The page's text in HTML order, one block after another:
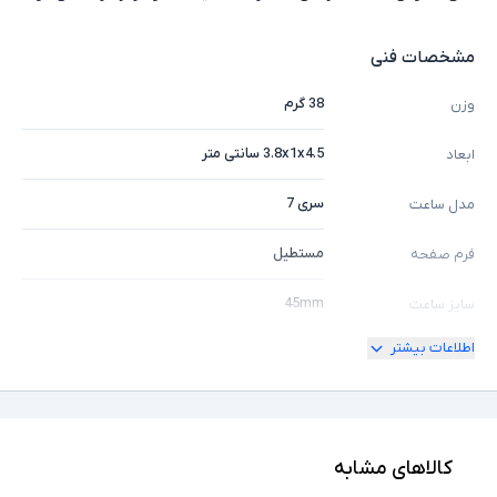
مشخصات فنی
وزن 38 گرم
ابعاد 3.8x1x4.5 سانتی متر
مدل ساعت سری 7
فرم صفحه مستطیل
سایز ساعت 45mm
مناسب برای
اطلاعات بیشتر
کالاهای مشابه